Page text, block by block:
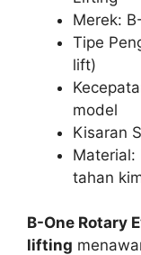
Merek:
Tipe
lift)
model
Kisaran
Material:
tahan
B-One Rotary
lifting